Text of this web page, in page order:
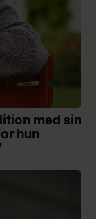
med sin
hun